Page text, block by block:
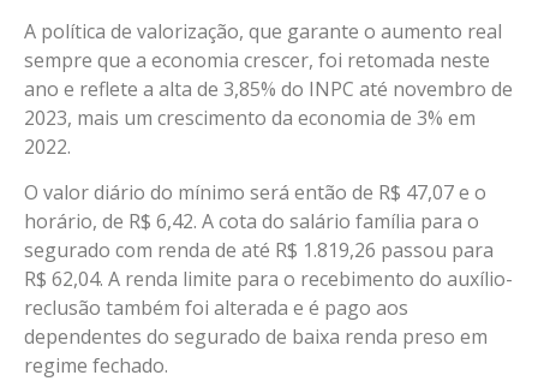
A política de valorização, que garante o aumento real
sempre que a economia crescer, foi retomada neste
ano e reflete a alta de 3,85% do INPC até novembro de
2023, mais um crescimento da economia de 3% em
2022.
O valor diário do mínimo será então de R$ 47,07 e o
horário, de R$ 6,42. A cota do salário família para o
segurado com renda de até R$ 1.819,26 passou para
R$ 62,04. A renda limite para o recebimento do auxílio-
reclusão também foi alterada e é pago aos
dependentes do segurado de baixa renda preso em
regime fechado.